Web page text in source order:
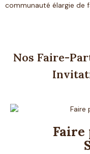
communauté élargie de
Nos Faire-
Faire